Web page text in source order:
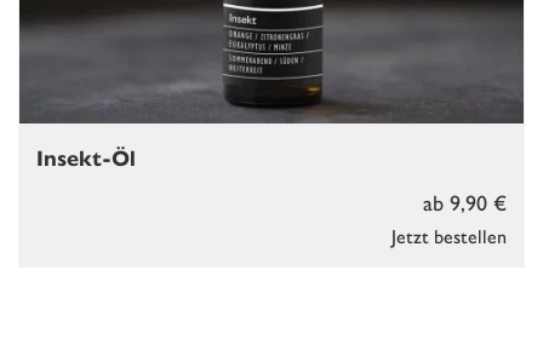
Jetzt bestellen
ab 9,90 €
Insekt-Öl